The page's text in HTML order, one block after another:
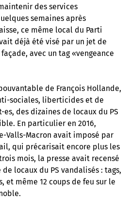
des services
semaines après
ce même local du Parti
déjà été visé par un jet de
avec un tag «vengeance
de François Hollande,
sociales, liberticides et de
des dizaines de locaux du PS
En particulier en 2016,
Valls-Macron avait imposé par
qui précarisait encore plus les
mois, la presse avait recensé
locaux du PS vandalisés : tags,
et même 12 coups de feu sur le